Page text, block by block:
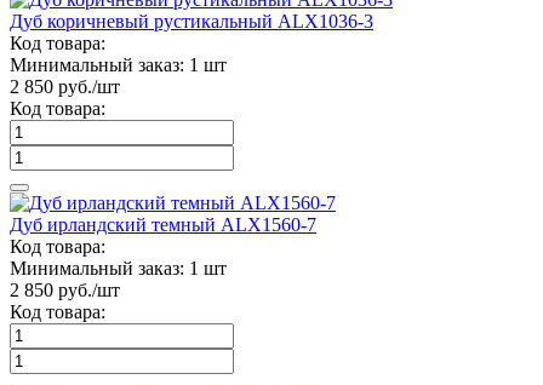
Дуб коричневый рустикальный ALX1036-3
Код товара:
Минимальный заказ: 1 шт
2 850 руб./шт
Код товара:
Дуб ирландский темный ALX1560-7
Код товара:
Минимальный заказ: 1 шт
2 850 руб./шт
Код товара: